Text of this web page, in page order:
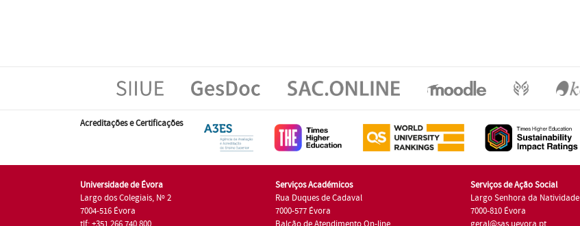
Acreditações e Certificações
Universidade de Évora
Largo dos Colegiais, Nº 2
7004-516 Évora
Serviços Académicos
Rua Duques de Cadaval
7000-577 Évora
Serviços de Ação Social
Largo Senhora da Natividade
7000-810 Évora